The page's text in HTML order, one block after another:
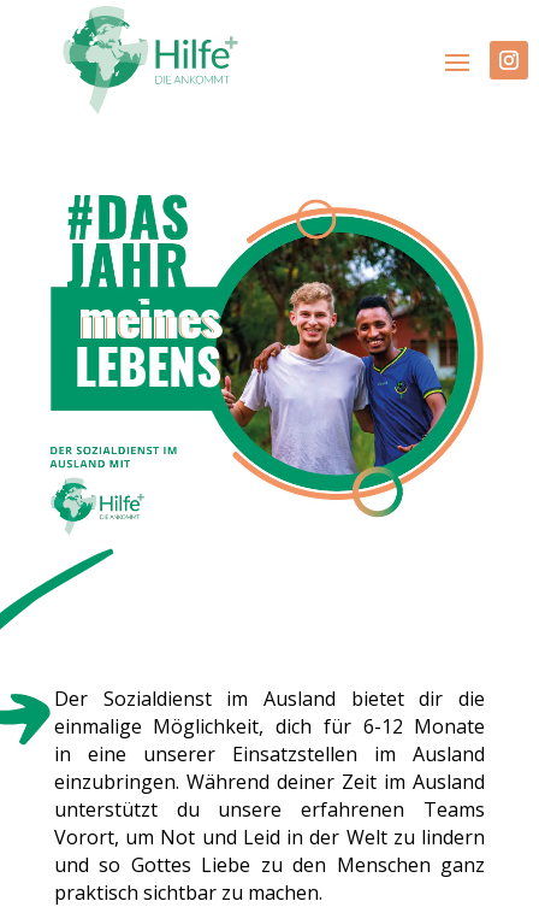
meines
LEBENS
Der Sozialdienst im Ausland bietet dir die
einmalige Möglichkeit, dich für 6-12 Monate
in eine unserer Einsatzstellen im Ausland
einzubringen. Während deiner Zeit im Ausland
unterstützt du unsere erfahrenen Teams
Vorort, um Not und Leid in der Welt zu lindern
und so Gottes Liebe zu den Menschen ganz
praktisch sichtbar zu machen.